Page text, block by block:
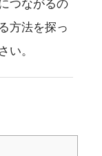
つながるの
方法を探っ
い。